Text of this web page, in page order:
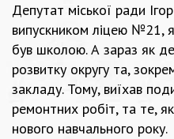
Депутат міської ради
випускником ліцею №21,
був школою. А зараз як
розвитку округу та,
закладу. Тому, виїхав
ремонтних робіт, та те,
нового навчального року.